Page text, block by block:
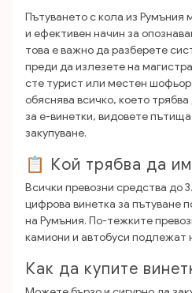
Пътуването с кола из
и ефективен начин за
това е важно да разберете
преди да излезете на
сте турист или местен
обяснява всичко, което
за е-винетки, видовете
закупуване.
📋 Кой трябва да
Всички превозни средства до
цифрова винетка за пътуване
на Румъния. По-тежките
камиони и автобуси подлежат
Как да купите